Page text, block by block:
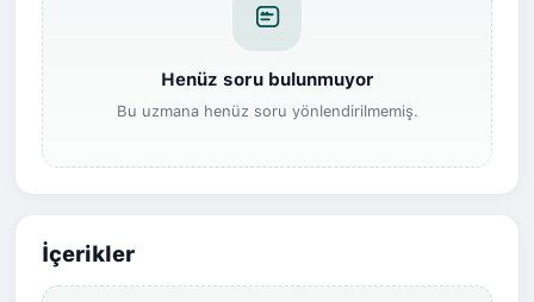
Henüz soru bulunmuyor
Bu uzmana henüz soru yönlendirilmemiş.
İçerikler